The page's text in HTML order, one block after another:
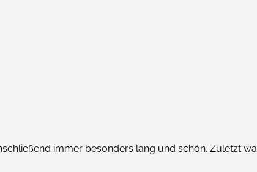
immer besonders lang und schön. Zuletzt